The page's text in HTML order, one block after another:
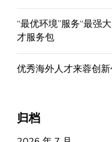
“最优环境”服务“最强
才服务包
优秀海外人才来蓉创
归档